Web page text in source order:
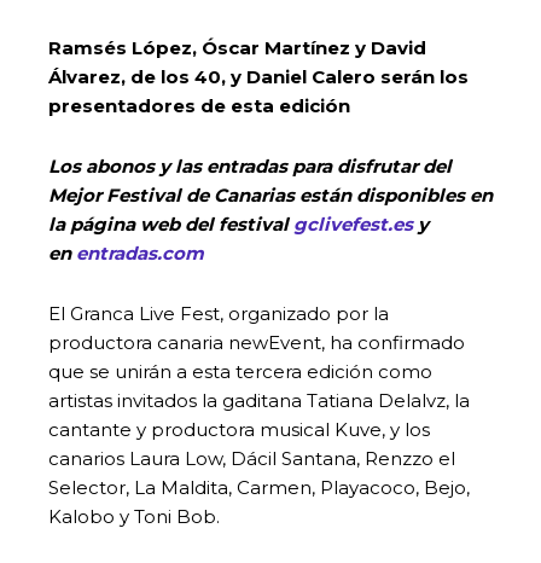
Ramsés López, Óscar Martínez y David
Álvarez, de los 40, y Daniel Calero serán los
presentadores de esta edición
Los abonos y las entradas para disfrutar del
Mejor Festival de Canarias están disponibles en
la página web del festival gclivefest.esy
en entradas.com
El Granca Live Fest, organizado por la
productora canaria newEvent, ha confirmado
que se unirán a esta tercera edición como
artistas invitados la gaditana Tatiana Delalvz, la
cantante y productora musical Kuve, y los
canarios Laura Low, Dácil Santana, Renzzo el
Selector, La Maldita, Carmen, Playacoco, Bejo,
Kalobo y Toni Bob.